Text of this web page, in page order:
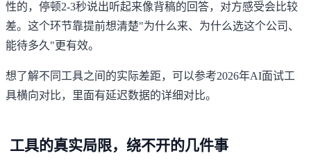
性的，停顿2-3秒说出听起来像背稿的回答，对方感受会比较
差。这个环节靠提前想清楚"为什么来、为什么选这个公司、
能待多久"更有效。
想了解不同工具之间的实际差距，可以参考2026年AI面试工
具横向对比，里面有延迟数据的详细对比。
工具的真实局限，绕不开的几件事